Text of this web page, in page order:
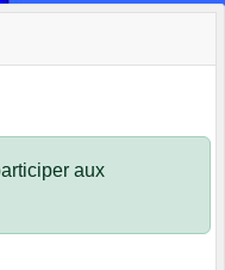
aux